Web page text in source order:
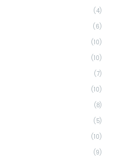
(4)
(6)
(10)
(10)
(7)
(10)
(8)
(5)
(10)
(9)